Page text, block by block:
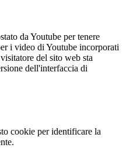
da Youtube per tenere
i video di Youtube incorporati
del sito web sta
dell'interfaccia di
cookie per identificare la